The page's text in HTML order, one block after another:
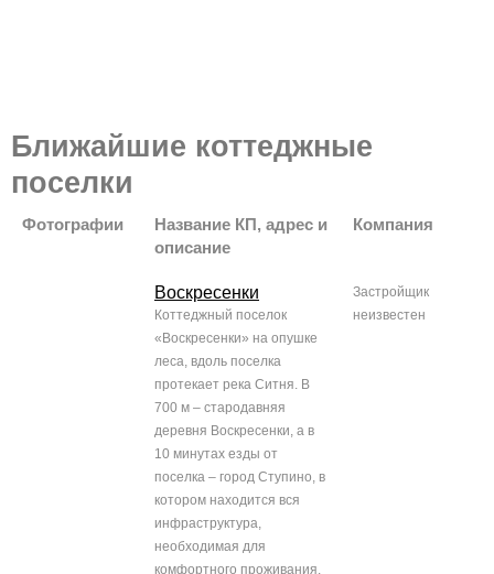
Ближайшие коттеджные
поселки
Фотографии
Название КП, адрес и
описание
Компания
Воскресенки
Коттеджный поселок
«Воскресенки» на опушке
леса, вдоль поселка
протекает река Ситня. В
700 м – стародавняя
деревня Воскресенки, а в
10 минутах езды от
поселка – город Ступино, в
котором находится вся
инфраструктура,
необходимая для
комфортного проживания.
Застройщик
неизвестен